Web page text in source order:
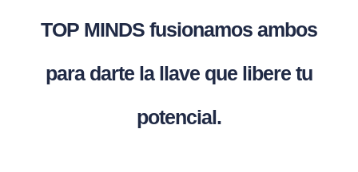
TOP MINDS fusionamos ambos
para darte la llave que libere tu
potencial.